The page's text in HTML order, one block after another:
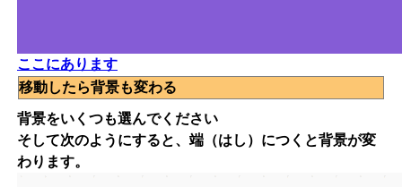
ここにあります
移動したら背景も変わる
背景をいくつも選んでください
そして次のようにすると、端（はし）につくと背景が変
わります。